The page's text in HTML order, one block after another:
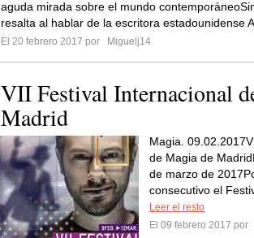
aguda mirada sobre el mundo
resalta al hablar de la escritora estadounidense
El 20 febrero 2017 por
Miguelj14
VII Festival Internacional
Madrid
Magia.
de Magia de
de marzo de
consecutivo el
Leer el resto
El 09 febrero 2017 por